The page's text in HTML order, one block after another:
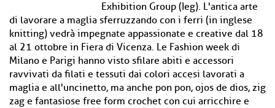
Exhibition Group (Ieg). L'antica arte
di lavorare a maglia sferruzzando con i ferri (in inglese
knitting) vedrà impegnate appassionate e creative dal 18
al 21 ottobre in Fiera di Vicenza. Le Fashion week di
Milano e Parigi hanno visto sfilare abiti e accessori
ravvivati da filati e tessuti dai colori accesi lavorati a
maglia e all'uncinetto, ma anche pon pon, ojos de dios, zig
zag e fantasiose free form crochet con cui arricchire e